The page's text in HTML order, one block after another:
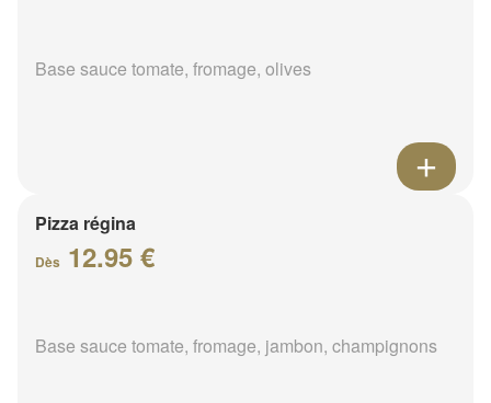
Base sauce tomate, fromage, olives
Pizza régina
Dès 12.95 €
Base sauce tomate, fromage, jambon, champignons